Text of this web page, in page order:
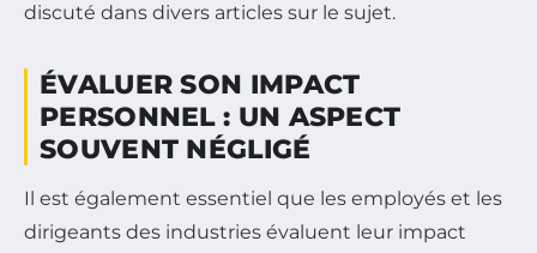
discuté dans divers articles sur le sujet.
ÉVALUER SON IMPACT
PERSONNEL : UN ASPECT
SOUVENT NÉGLIGÉ
Il est également essentiel que les employés et les
dirigeants des industries évaluent leur impact